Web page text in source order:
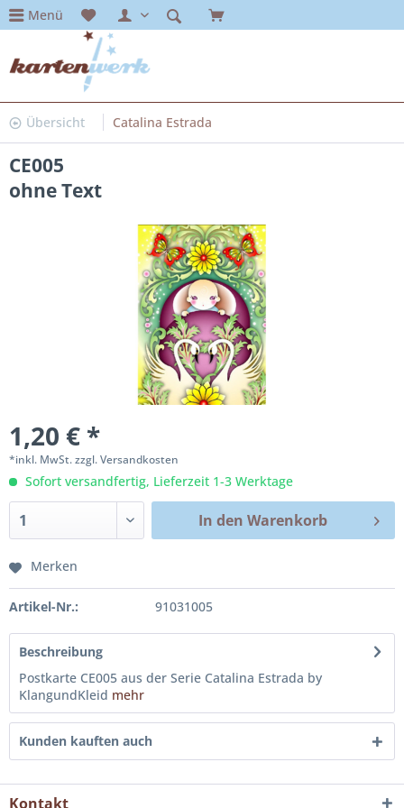
Menü
Übersicht Catalina Estrada
CE005
ohne Text
1,20 € *
*inkl. MwSt.zzgl. Versandkosten
Sofort versandfertig, Lieferzeit 1-3 Werktage
In den Warenkorb
Merken
Artikel-Nr.: 91031005
Beschreibung
Postkarte CE005 aus der Serie Catalina Estrada by
KlangundKleid mehr
Kunden kauften auch
Kontakt